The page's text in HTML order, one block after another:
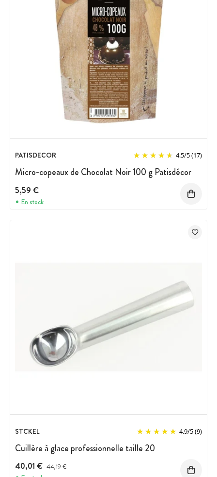
PATISDECOR 4.5/5(17)
Micro-copeaux de Chocolat Noir 100 g Patisdécor
5,59 €
En stock
STCKEL 4.9/5(9)
Cuillère à glace professionnelle taille 20
40,01 € Prix avant réduction :
44,19 €